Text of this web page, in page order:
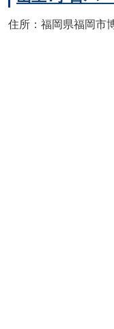
住所：福岡県福岡市